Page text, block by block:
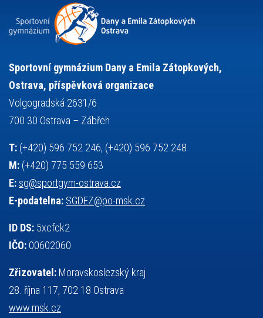
snowboarding
sportovní gymnastika sportovní lezení
stolní tenis střelba
teorie sportovní přípravy
tělesná výchova
událost
volejbal
vybavení vysvědčení vzpírání
výuka všesportovní výcvikový kurz
základy společenských věd
Sportovní gymnázium Dany a Emila Zátopkových,
Ostrava, příspěvková organizace
Volgogradská 2631/6
700 30 Ostrava – Zábřeh
T: (+420) 596 752 246, (+420) 596 752 248
M: (+420) 775 559 653
E: sg@sportgym-ostrava.cz
E-podatelna: SGDEZ@po-msk.cz
ID DS: 5xcfck2
IČO: 00602060
Zřizovatel: Moravskoslezský kraj
28. října 117, 702 18 Ostrava
www.msk.cz